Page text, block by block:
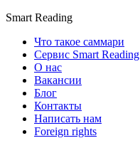
Smart Reading
Что такое саммари
Сервис Smart Reading
О нас
Вакансии
Блог
Контакты
Написать нам
Foreign rights